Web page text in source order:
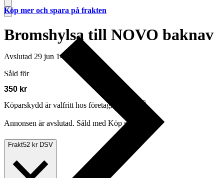
Bromshylsa till NOVO baknav
Avslutad 29 jun 14:38
Såld för
350 kr
Köparskydd är valfritt hos företag.
Annonsen är avslutad. Såld med Köp nu.
Frakt52 kr DSV
Köp mer och spara på frakten